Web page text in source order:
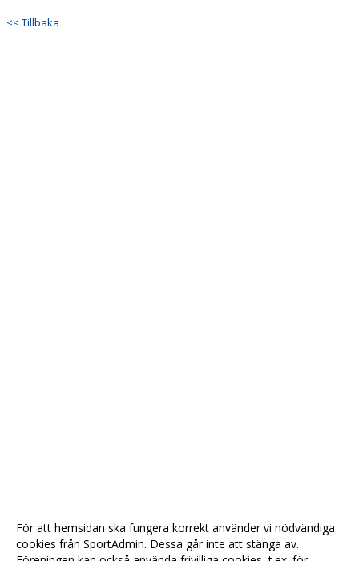
INITIATIV & PROJEKT
<< Tillbaka
För att hemsidan ska fungera korrekt använder vi nödvändiga
cookies från SportAdmin. Dessa går inte att stänga av.